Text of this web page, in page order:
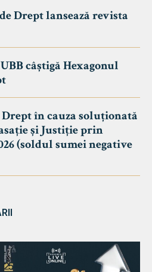
Drept lansează revista
câștigă Hexagonul
în cauza soluționată
și Justiție prin
(soldul sumei negative